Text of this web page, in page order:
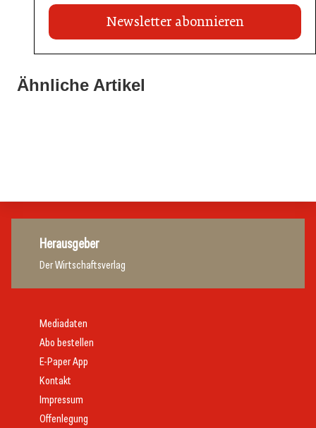
Newsletter abonnieren
Ähnliche Artikel
War die Fußball-WM 2026 für Ihren Betrieb ein
21. Juli 2026
Stipendium für Nachwuchstalent in der Wiener
Herausgeber
Der Wirtschaftsverlag
Mediadaten
Abo bestellen
E-Paper App
Kontakt
Impressum
Offenlegung